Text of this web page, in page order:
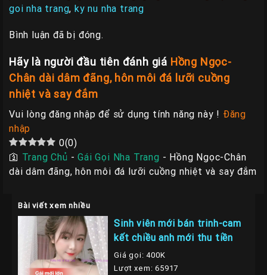
goi nha trang,ky nu nha trang
Bình luận đã bị đóng.
Hãy là người đầu tiên đánh giá Hồng Ngọc-
Chân dài dâm đãng, hôn môi đá lưỡi cuồng
nhiệt và say đắm
Vui lòng đăng nhập để sử dụng tính năng này ! Đăng
nhập
0(0)
🛐 Trang Chủ -Gái Gọi Nha Trang - Hồng Ngọc-Chân
dài dâm đãng, hôn môi đá lưỡi cuồng nhiệt và say đắm
Bài viết xem nhiều
Sinh viên mới bán trinh-cam
kết chiều anh mới thu tiền
Giá gọi: 400K
Lượt xem: 65917